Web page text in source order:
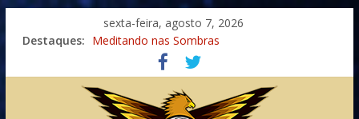
sexta-feira, agosto 7, 2026
Destaques: Meditando nas Sombras
Autosuficiência: A Jornada do Espírito Ancestral
Xamanismo Universal
Totens – Caminho Espiritual – Crescimento
Imaginação na Cura